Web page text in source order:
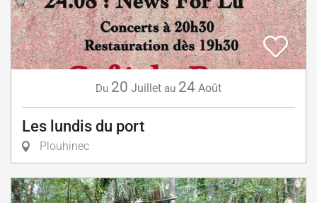
Du 20 Juillet au 24 Août
Les lundis du port
Plouhinec